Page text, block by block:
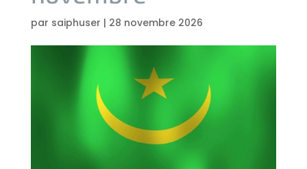
par saiphuser | 28 novembre 2026